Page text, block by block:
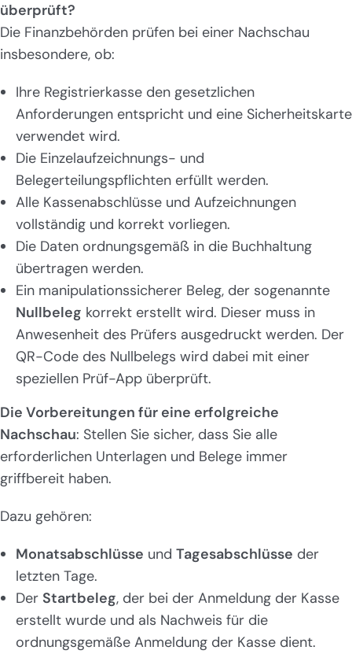
überprüft?
Die Finanzbehörden prüfen bei einer Nachschau
insbesondere, ob:
Ihre Registrierkasse den gesetzlichen
Anforderungen entspricht und eine Sicherheitskarte
verwendet wird.
Die Einzelaufzeichnungs- und
Belegerteilungspflichten erfüllt werden.
Alle Kassenabschlüsse und Aufzeichnungen
vollständig und korrekt vorliegen.
Die Daten ordnungsgemäß in die Buchhaltung
übertragen werden.
Ein manipulationssicherer Beleg, der sogenannte
Nullbeleg korrekt erstellt wird. Dieser muss in
Anwesenheit des Prüfers ausgedruckt werden. Der
QR-Code des Nullbelegs wird dabei mit einer
speziellen Prüf-App überprüft.
Die Vorbereitungen für eine erfolgreiche
Nachschau: Stellen Sie sicher, dass Sie alle
erforderlichen Unterlagen und Belege immer
griffbereit haben.
Dazu gehören:
Monatsabschlüsse und Tagesabschlüsse der
letzten Tage.
Der Startbeleg, der bei der Anmeldung der Kasse
erstellt wurde und als Nachweis für die
ordnungsgemäße Anmeldung der Kasse dient.